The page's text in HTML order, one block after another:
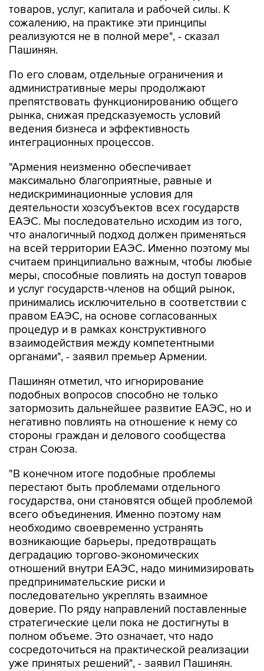
товаров, услуг, капитала и рабочей силы. К
сожалению, на практике эти принципы
реализуются не в полной мере", - сказал
Пашинян.
По его словам, отдельные ограничения и
административные меры продолжают
препятствовать функционированию общего
рынка, снижая предсказуемость условий
ведения бизнеса и эффективность
интеграционных процессов.
"Армения неизменно обеспечивает
максимально благоприятные, равные и
недискриминационные условия для
деятельности хозсубъектов всех государств
ЕАЭС. Мы последовательно исходим из того,
что аналогичный подход должен применяться
на всей территории ЕАЭС. Именно поэтому мы
считаем принципиально важным, чтобы любые
меры, способные повлиять на доступ товаров
и услуг государств-членов на общий рынок,
принимались исключительно в соответствии с
правом ЕАЭС, на основе согласованных
процедур и в рамках конструктивного
взаимодействия между компетентными
органами", - заявил премьер Армении.
Пашинян отметил, что игнорирование
подобных вопросов способно не только
затормозить дальнейшее развитие ЕАЭС, но и
негативно повлиять на отношение к нему со
стороны граждан и делового сообщества
стран Союза.
"В конечном итоге подобные проблемы
перестают быть проблемами отдельного
государства, они становятся общей проблемой
всего объединения. Именно поэтому нам
необходимо своевременно устранять
возникающие барьеры, предотвращать
деградацию торгово-экономических
отношений внутри ЕАЭС, надо минимизировать
предпринимательские риски и
последовательно укреплять взаимное
доверие. По ряду направлений поставленные
стратегические цели пока не достигнуты в
полном объеме. Это означает, что надо
сосредоточиться на практической реализации
уже принятых решений", - заявил Пашинян.